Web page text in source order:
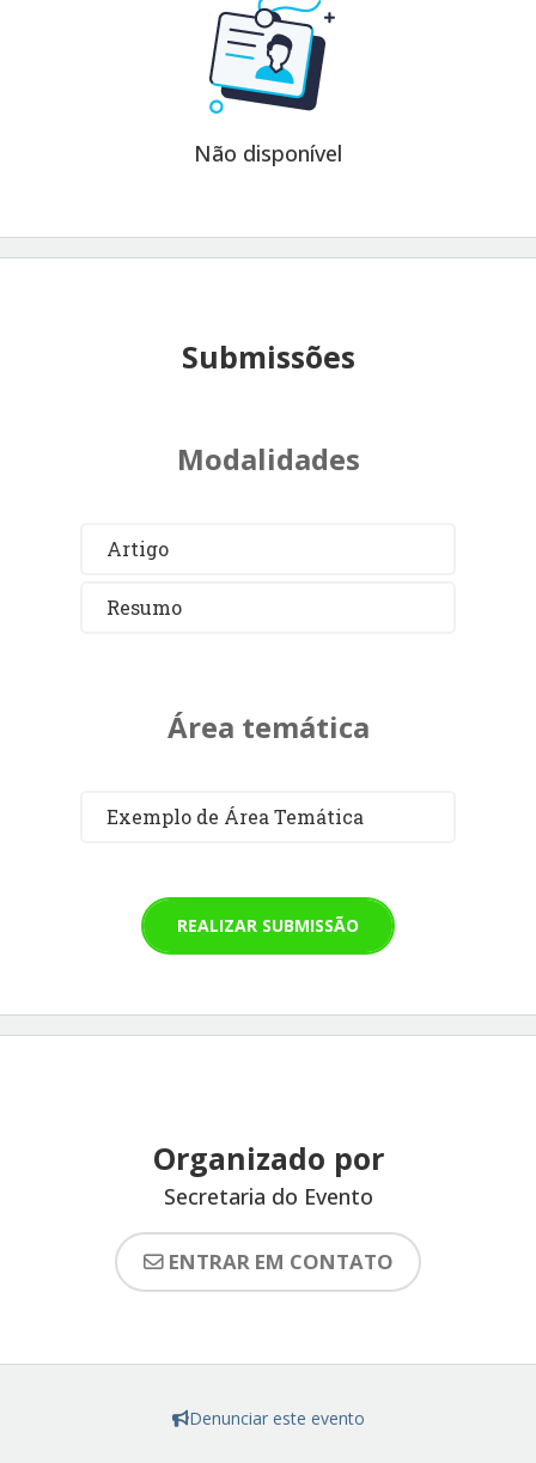
Não disponível
Submissões
Modalidades
Artigo
Resumo
Área temática
Exemplo de Área Temática
REALIZAR SUBMISSÃO
Organizado por
Secretaria do Evento
ENTRAR EM CONTATO
Denunciar este evento